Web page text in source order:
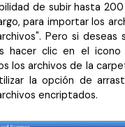
de subir hasta 200
para importar los
Pero si deseas
hacer clic en el
los archivos de la
la opción de
encriptados.